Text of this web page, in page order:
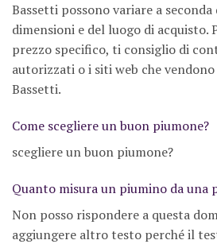
Bassetti possono variare a
dimensioni e del luogo di acquisto.
prezzo specifico, ti consiglio di
autorizzati o i siti web che
Bassetti.
Come scegliere un buon piumone?
scegliere un buon piumone?
Quanto misura un piumino da una
Non posso rispondere a questa
aggiungere altro testo perché il